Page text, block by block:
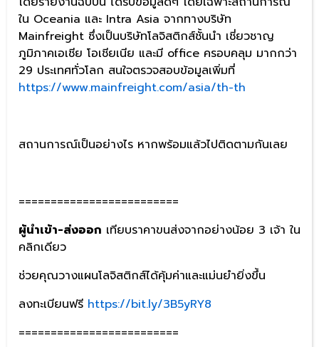
ใน Oceania และ Intra Asia จากทางบริษัท
Mainfreight ซึ่งเป็นบริษัทโลจิสติกส์ชั้นนำ เชี่ยวชาญ
ภูมิภาคเอเชีย โอเชียเนีย และมี office ครอบคลุม มากกว่า
29 ประเทศทั่วโลก สนใจตรวจสอบข้อมูลเพิ่มที่
https://www.mainfreight.com/asia/th-th
สถานการณ์เป็นอย่างไร หากพร้อมแล้วไปติดตามกันเลย
=========================
ผู้นำเข้า-ส่งออก เทียบราคาขนส่งจากอย่างน้อย 3 เจ้า ใน
คลิกเดียว
ช่วยคุณวางแผนโลจิสติกส์ได้คุ้มค่าและแม่นยำยิ่งขึ้น
ลงทะเบียนฟรี https://bit.ly/3B5yRY8
=========================